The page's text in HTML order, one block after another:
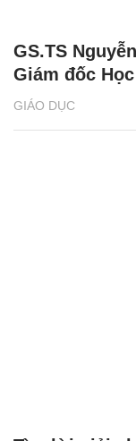
GIÁO DỤC
GS.TS
Giám đốc